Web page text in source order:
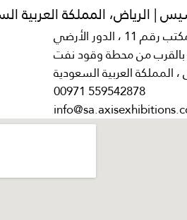
| الرياض، المملكة العربية
رقم 11 ، الدور الأرضي
بالقرب من محطة وقود نفت
المملكة العربية السعودية
00971 559542878